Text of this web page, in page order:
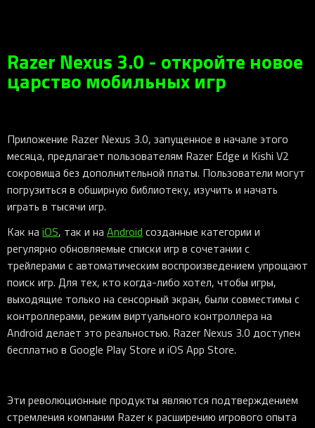
Razer Nexus 3.0 - откройте новое
царство мобильных игр
Приложение Razer Nexus 3.0, запущенное в начале этого
месяца, предлагает пользователям Razer Edge и Kishi V2
сокровища без дополнительной платы. Пользователи могут
погрузиться в обширную библиотеку, изучить и начать
играть в тысячи игр.
Как на iOS, так и на Android созданные категории и
регулярно обновляемые списки игр в сочетании с
трейлерами с автоматическим воспроизведением упрощают
поиск игр. Для тех, кто когда-либо хотел, чтобы игры,
выходящие только на сенсорный экран, были совместимы с
контроллерами, режим виртуального контроллера на
Android делает это реальностью. Razer Nexus 3.0 доступен
бесплатно в Google Play Store и iOS App Store.
Эти революционные продукты являются подтверждением
стремления компании Razer к расширению игрового опыта